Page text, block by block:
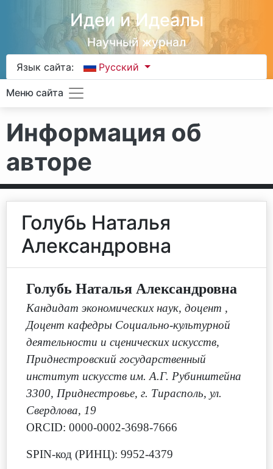
Идеи и Идеалы
Научный журнал
Язык сайта: Русский
Меню сайта
Информация об
авторе
Голубь Наталья
Александровна
Голубь Наталья Александровна
Кандидат экономических наук, доцент ,
Доцент кафедры Социально-культурной
деятельности и сценических искусств,
Приднестровский государственный
институт искусств им. А.Г. Рубинштейна
3300, Приднестровье, г. Тирасполь, ул.
Свердлова, 19
ORCID: 0000-0002-3698-7666
SPIN-код (РИНЦ): 9952-4379